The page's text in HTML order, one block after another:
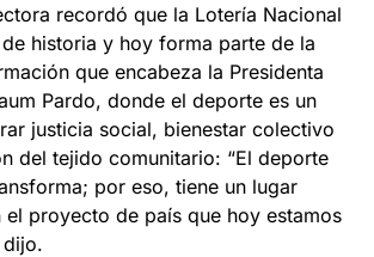
recordó que la Lotería Nacional
historia y hoy forma parte de la
que encabeza la Presidenta
Pardo, donde el deporte es un
justicia social, bienestar colectivo
del tejido comunitario: “El deporte
por eso, tiene un lugar
el proyecto de país que hoy estamos
dijo.